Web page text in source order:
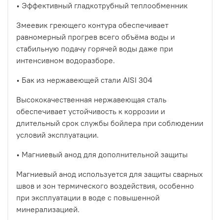
• Эффективный гладкотрубный теплообменник
Змеевик греющего контура обеспечивает
равномерный прогрев всего объёма воды и
стабильную подачу горячей воды даже при
интенсивном водоразборе.
• Бак из нержавеющей стали AISI 304
Высококачественная нержавеющая сталь
обеспечивает устойчивость к коррозии и
длительный срок службы бойлера при соблюдении
условий эксплуатации.
• Магниевый анод для дополнительной защиты
Магниевый анод используется для защиты сварных
швов и зон термического воздействия, особенно
при эксплуатации в воде с повышенной
минерализацией.